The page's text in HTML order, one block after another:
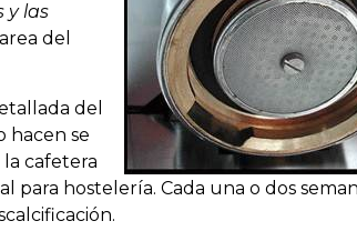
y las
del
del
hacen se
cafetera
para hostelería. Cada una o dos